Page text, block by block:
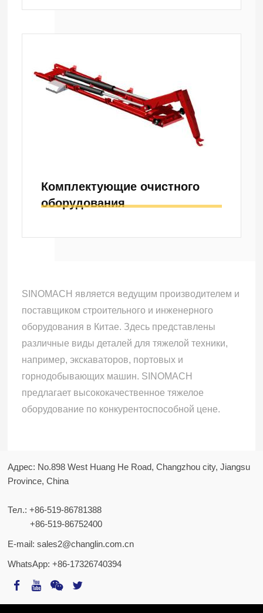
Комплектующие очистного
оборудования
SINOMACH является ведущим производителем и
поставщиком строительного и инженерного
оборудования в Китае. Здесь представлены
различные виды деталей для тяжелой техники,
например, экскаваторов, портовых и
горнодобывающих машин. SINOMACH
предлагает высококачественное тяжелое
оборудование по конкурентоспособной цене.
Адрес: No.898 West Huang He Road, Changzhou city, Jiangsu
Province, China
Тел.:+86-519-86781388
+86-519-86752400
E-mail:sales2@changlin.com.cn
WhatsApp:+86-17326740394
